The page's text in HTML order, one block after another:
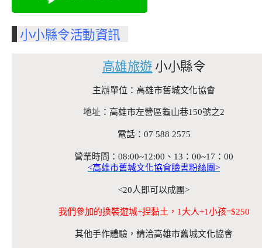
小小縣令活動資訊
高雄旅遊 小小縣令
主辦單位：高雄市舊城文化協會
地址：高雄市左營區龜山巷150號之2
電話：07 588 2575
營業時間：08:00~12:00、13：00~17：00
<高雄市舊城文化協會臉書粉絲團>
<20人即可以成團>
我們參加的換裝遊城+捏黏土，1大人+1小孩=$250
其他手作體驗，請洽高雄市舊城文化協會